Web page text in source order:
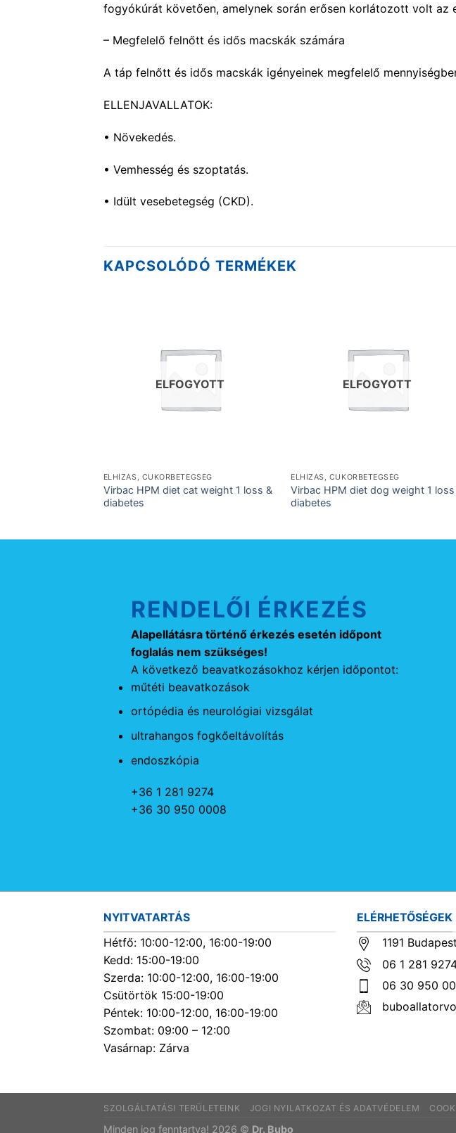
fogyókúrát követően, amelynek során erősen korlátozott volt az
– Megfelelő felnőtt és idős macskák számára
A táp felnőtt és idős macskák igényeinek megfelelő
ELLENJAVALLATOK:
• Növekedés.
• Vemhesség és szoptatás.
• Idült vesebetegség (CKD).
KAPCSOLÓDÓ TERMÉKEK
ELFOGYOTT
ELHÍZÁS, CUKORBETEGSÉG
Virbac HPM diet cat weight 1 loss &
diabetes
ELFOGYOTT
ELHÍZÁS, CUKORBETEGSÉG
Virbac HPM diet dog weight 1 loss
diabetes
RENDELŐI ÉRKEZÉS
Alapellátásra történő érkezés esetén időpont
foglalás nem szükséges!
A következő beavatkozásokhoz kérjen időpontot:
műtéti beavatkozások
ortópédia és neurológiai vizsgálat
ultrahangos fogkőeltávolítás
endoszkópia
+36 1 281 9274
+36 30 950 0008
NYITVATARTÁS
Hétfő: 10:00-12:00, 16:00-19:00
Kedd: 15:00-19:00
Szerda: 10:00-12:00, 16:00-19:00
Csütörtök 15:00-19:00
Péntek: 10:00-12:00, 16:00-19:00
Szombat: 09:00 – 12:00
Vasárnap: Zárva
ELÉRHETŐSÉGEK
1191
06 1 281
06 30 950
SZOLGÁLTATÁSI TERÜLETEINK JOGI NYILATKOZAT ÉS ADATVÉDELEM
Minden jog fenntartva! 2026 © Dr. Bubo